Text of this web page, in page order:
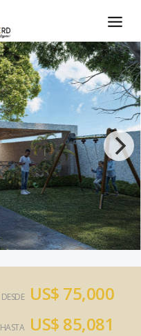
DESDE US$ 75,000
HASTA US$ 85,081